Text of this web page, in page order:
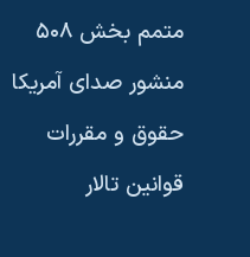
متمم بخش ۵۰۸
منشور صدای آمریکا
حقوق و مقررات
قوانین تالار